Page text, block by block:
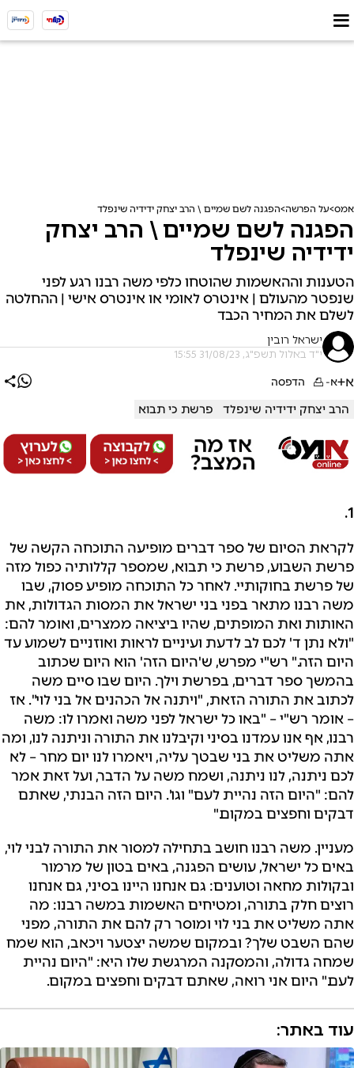
אמס על הפרשה הפגנה לשם שמיים \ הרב יצחק ידידיה שינפלד
הפגנה לשם שמיים \ הרב יצחק
ידידיה שינפלד
הטענות וההאשמות שהוטחו כלפי משה רבנו רגע לפני
שנפטר מהעולם | אינטרס לאומי או אינטרס אישי | ההחלטה
לשלם את המחיר הכבד
ישראל רובין
י"ד באלול תשפ"ג, 31/08/23 15:55
א+א- הדפסה
הרב יצחק ידידיה שינפלד פרשת כי תבוא
1.
לקראת הסיום של ספר דברים מופיעה התוכחה הקשה של
פרשת השבוע, פרשת כי תבוא, שמספר קללותיה כפול מזה
של פרשת בחוקותיי. לאחר כל התוכחה מופיע פסוק, שבו
משה רבנו מתאר בפני בני ישראל את המסות הגדולות, את
האותות ואת המופתים, שהיו ביציאה ממצרים, ואומר להם:
"ולא נתן ד' לכם לב לדעת ועיניים לראות ואוזניים לשמוע עד
היום הזה." רש"י מפרש, ש'היום הזה' הוא היום שכתוב
בהמשך ספר דברים, בפרשת וילך. היום שבו סיים משה
לכתוב את התורה הזאת, "ויתנה אל הכהנים אל בני לוי". אז
– אומר רש"י – "באו כל ישראל לפני משה ואמרו לו: משה
רבנו, אף אנו עמדנו בסיני וקיבלנו את התורה וניתנה לנו, ומה
אתה משליט את בני שבטך עליה, ויאמרו לנו יום מחר – לא
לכם ניתנה, לנו ניתנה, ושמח משה על הדבר, ועל זאת אמר
להם: "היום הזה נהיית לעם" וגו'. היום הזה הבנתי, שאתם
דבקים וחפצים במקום."
מעניין. משה רבנו חושב בתחילה למסור את התורה לבני לוי,
באים כל ישראל, עושים הפגנה, באים בטון של מרמור
ובקולות מחאה וטוענים: גם אנחנו היינו בסיני, גם אנחנו
רוצים חלק בתורה, ומטיחים האשמות במשה רבנו: מה
אתה משליט את בני לוי ומוסר רק להם את התורה, מפני
שהם השבט שלך? ובמקום שמשה יצטער ויכאב, הוא שמח
שמחה גדולה, והמסקנה המרגשת שלו היא: "היום נהיית
לעם." היום אני רואה, שאתם דבקים וחפצים במקום.
עוד באתר: